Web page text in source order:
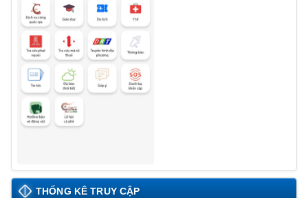
THỐNG KÊ TRUY CẬP